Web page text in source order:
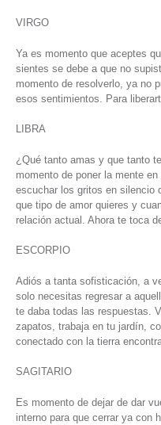
VIRGO
Ya es momento que aceptes
sientes se debe a que no
momento de resolverlo, ya no
esos sentimientos. Para
LIBRA
¿Qué tanto amas y que tanto
momento de poner la mente
escuchar los gritos en silencio
que tipo de amor quieres y
relación actual. Ahora te toca
ESCORPIO
Adiós a tanta sofisticación, a
solo necesitas regresar a
te daba todas las respuestas.
zapatos, trabaja en tu jardín,
conectado con la tierra
SAGITARIO
Es momento de dejar de dar
interno para que cerrar ya con